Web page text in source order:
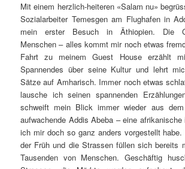
Mit einem herzlich-heiteren «Salam nu»
Sozialarbeiter Temesgen am Flughafen in
mein erster Besuch in Äthiopien. Die
Menschen – alles kommt mir noch etwas
Fahrt zu meinem Guest House erzählt
Spannendes über seine Kultur und lehrt
Sätze auf Amharisch. Immer noch etwas
lausche ich seinen spannenden
schweift mein Blick immer wieder aus
aufwachende Addis Abeba – eine
ich mir doch so ganz anders vorgestellt
der Früh und die Strassen füllen sich bereits
Tausenden von Menschen. Geschäftig